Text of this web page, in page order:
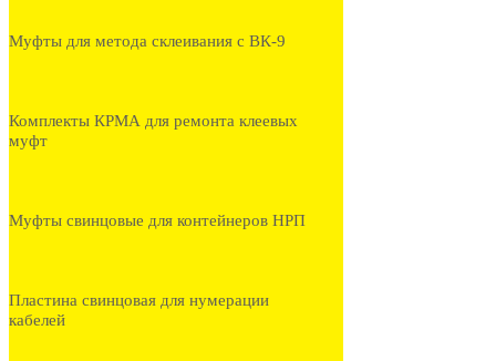
Муфты для метода склеивания с ВК-9
Комплекты КРМА для ремонта клеевых
муфт
Муфты свинцовые для контейнеров НРП
Пластина свинцовая для нумерации
кабелей